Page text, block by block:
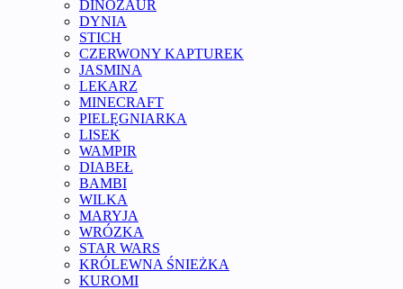
DINOZAUR
DYNIA
STICH
CZERWONY KAPTUREK
JASMINA
LEKARZ
MINECRAFT
PIELĘGNIARKA
LISEK
WAMPIR
DIABEŁ
BAMBI
WILKA
MARYJA
WRÓZKA
STAR WARS
KRÓLEWNA ŚNIEŻKA
KUROMI